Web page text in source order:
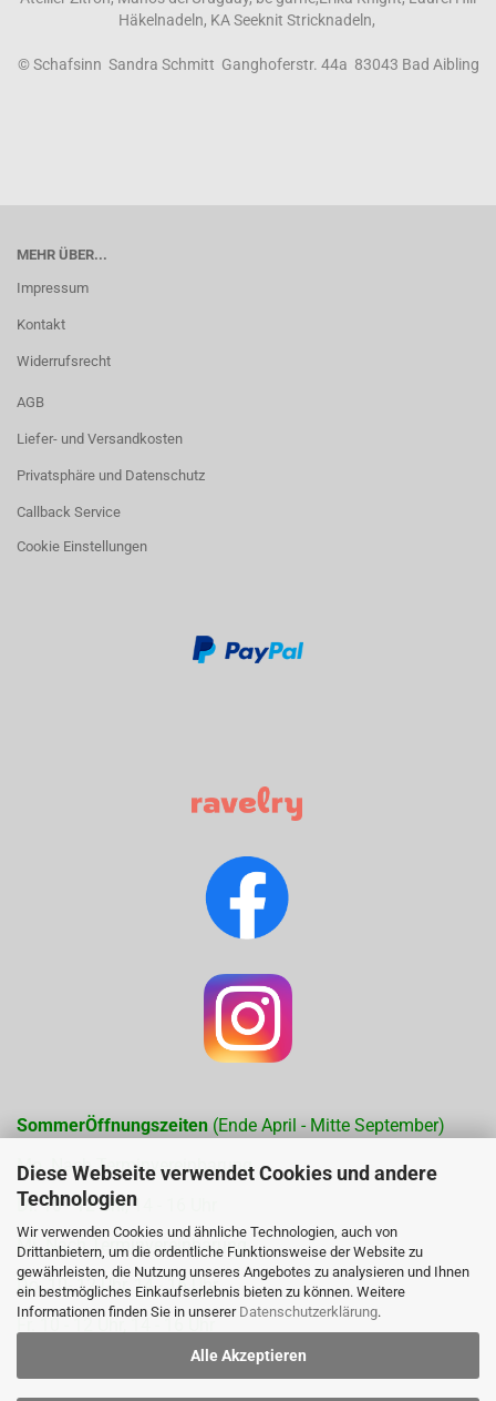
Diese Webseite verwendet Cookies und andere
Technologien
Wir verwenden Cookies und ähnliche Technologien, auch von
Drittanbietern, um die ordentliche Funktionsweise der Website zu
gewährleisten, die Nutzung unseres Angebotes zu analysieren und Ihnen
ein bestmögliches Einkaufserlebnis bieten zu können. Weitere
Informationen finden Sie in unserer Datenschutzerklärung.
Alle Akzeptieren
Häkelnadeln, KA Seeknit Stricknadeln,
© Schafsinn Sandra Schmitt Ganghoferstr. 44a 83043 Bad Aibling
MEHR ÜBER...
Impressum
Kontakt
Widerrufsrecht
AGB
Liefer- und Versandkosten
Privatsphäre und Datenschutz
Callback Service
Cookie Einstellungen
SommerÖffnungszeiten (Ende April - Mitte September)
Mo. Nach Terminvereinbarung
Di. 10 - 12 Uhr, 14 - 16 Uhr
Mi. Nach Terminvereinbarung
Do. 10- 12 Uhr, 14 - 16 Uhr